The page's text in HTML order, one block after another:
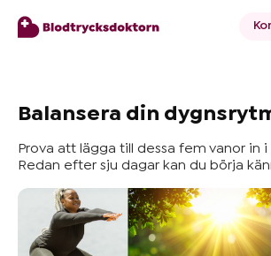
Blodtryck
Övervikt
Priser
Balansera din
Prova att lägga till dessa fem vanor in i
Redan efter sju dagar kan du börja